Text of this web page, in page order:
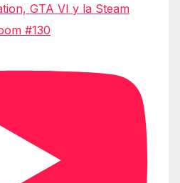
GTA VI y la Steam
#130